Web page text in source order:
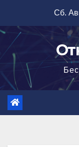
содержимому
Сб.